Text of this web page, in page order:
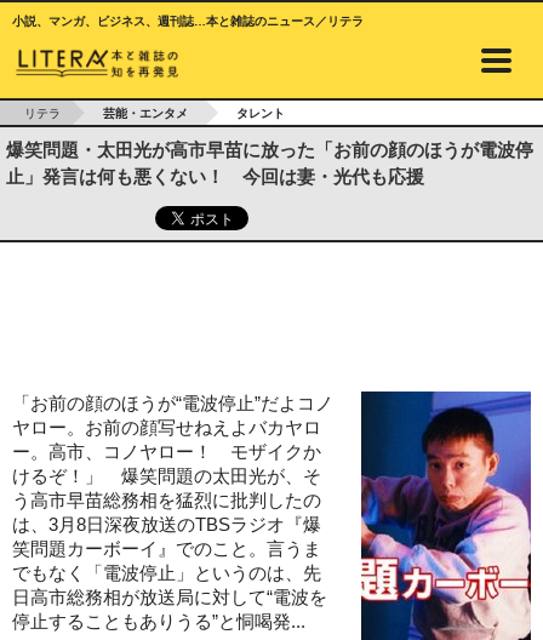
小説、マンガ、ビジネス、週刊誌…本と雑誌のニュース／リテラ
リテラ 芸能・エンタメ タレント
爆笑問題・太田光が高市早苗に放った「お前の顔のほうが電波停
止」発言は何も悪くない！ 今回は妻・光代も応援
「お前の顔のほうが“電波停止”だよコノ
ヤロー。お前の顔写せねえよバカヤロ
ー。高市、コノヤロー！ モザイクか
けるぞ！」 爆笑問題の太田光が、そ
う高市早苗総務相を猛烈に批判したの
は、3月8日深夜放送のTBSラジオ『爆
笑問題カーボーイ』でのこと。言うま
でもなく「電波停止」というのは、先
日高市総務相が放送局に対して“電波を
停止することもありうる”と恫喝発...